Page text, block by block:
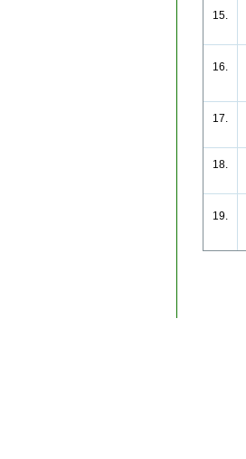
15.
16.
17.
18.
19.